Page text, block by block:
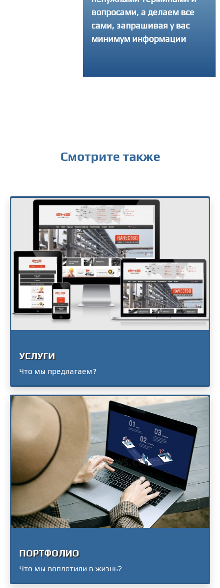
вопросами, а делаем все
сами, запрашивая у вас
минимум информации
Смотрите также
УСЛУГИ
Что мы предлагаем?
ПОРТФОЛИО
Что мы воплотили в жизнь?